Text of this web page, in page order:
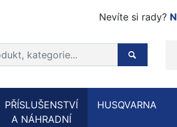
Nevíte si rady?
Hledaný
PŘÍSLUŠENSTVÍ
A NÁHRADNÍ
HUSQVARNA